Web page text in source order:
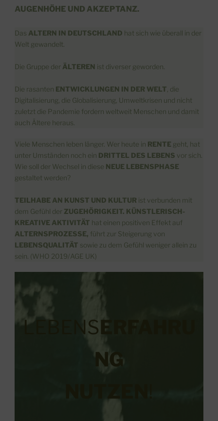
AUGENHÖHE UND AKZEPTANZ.
Das ALTERN IN DEUTSCHLAND hat sich wie überall in der
Welt gewandelt.
Die Gruppe der ÄLTEREN ist diverser geworden.
Die rasanten ENTWICKLUNGEN IN DER WELT, die
Digitalisierung, die Globalisierung, Umweltkrisen und nicht
zuletzt die Pandemie fordern weltweit Menschen und damit
auch Ältere heraus.
Viele Menschen leben länger. Wer heute in RENTE geht, hat
unter Umständen noch ein DRITTEL DES LEBENS vor sich.
Wie soll der Wechsel in diese NEUE LEBENSPHASE
gestaltet werden?
TEILHABE AN KUNST UND KULTUR ist verbunden mit
dem Gefühl der ZUGEHÖRIGKEIT. KÜNSTLERISCH-
KREATIVE AKTIVITÄT hat einen positiven Effekt auf
ALTERNSPROZESSE, führt zur Steigerung von
LEBENSQUALITÄT sowie zu dem Gefühl weniger allein zu
sein. (WHO 2019/AGE UK)
LEBENSERFAHRU
NG